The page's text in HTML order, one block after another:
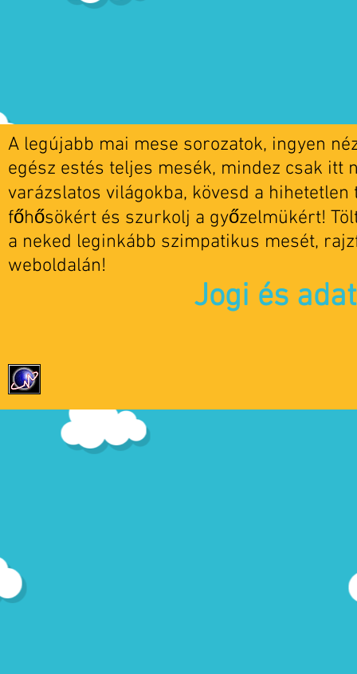
A legújabb mai mese sorozatok, ingyen
egész estés teljes mesék, mindez csak itt
varázslatos világokba, kövesd a
főhősökért és szurkolj a győzelmükért!
a neked leginkább szimpatikus mesét,
weboldalán!
Jogi és